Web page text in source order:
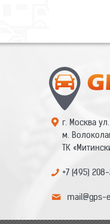
г. Москва
м.
ТК
+7 (495)
mail@gps-